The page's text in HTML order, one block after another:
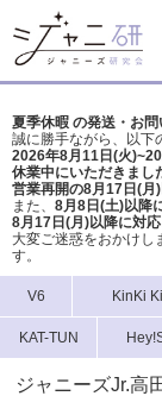
夏季休暇 の発送・お
誠に勝手ながら、以下
2026年8月11日(火
休業中にいただきまし
営業再開の8月17日(月
また、 8月8日(土)以降
8月17日(月)以降に対応
大変ご迷惑をおかけし
す。
V6 KinKi
KAT-TUN
ジャニーズJr.高